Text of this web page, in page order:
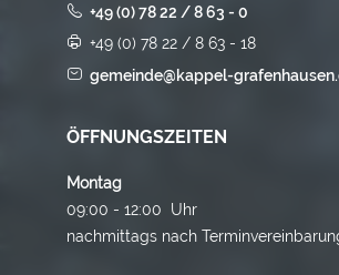
+49 (0) 78 22 / 8 63 - 0
+49 (0) 78 22 / 8 63 - 18
gemeinde@kappel-
ÖFFNUNGSZEITEN
Montag
09:00 - 12:00 Uhr
nachmittags nach